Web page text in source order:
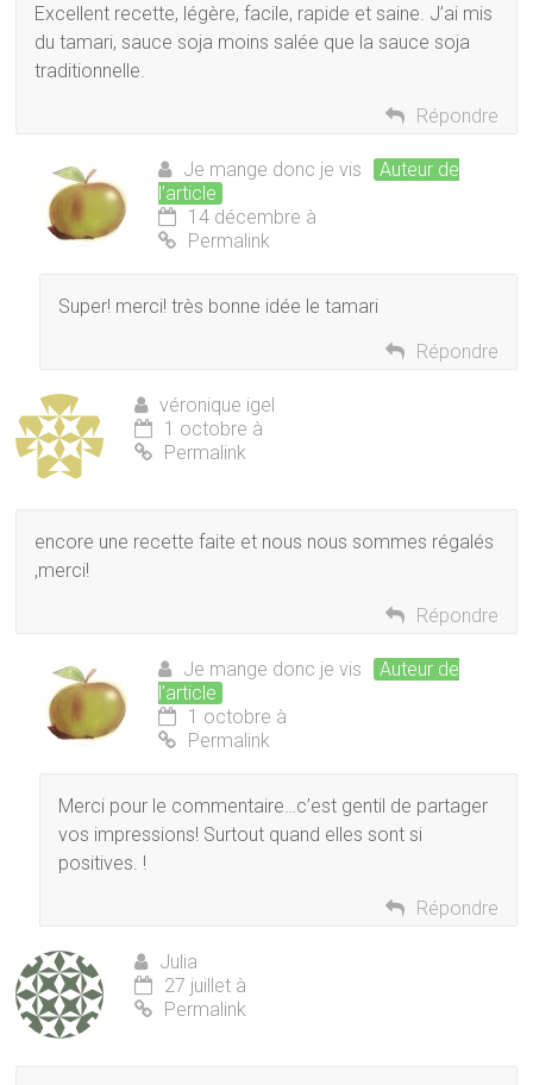
Excellent recette, légère, facile, rapide et saine. J’ai mis
du tamari, sauce soja moins salée que la sauce soja
traditionnelle.
Répondre
Je mange donc je vis
Auteur de
l’article
14 décembre à
Permalink
Super! merci! très bonne idée le tamari
Répondre
véronique igel
1 octobre à
Permalink
encore une recette faite et nous nous sommes régalés
,merci!
Répondre
Je mange donc je vis
Auteur de
l’article
1 octobre à
Permalink
Merci pour le commentaire…c’est gentil de partager
vos impressions! Surtout quand elles sont si
positives. !
Répondre
Julia
27 juillet à
Permalink